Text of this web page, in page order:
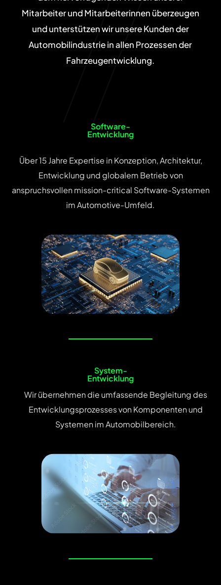
Mitarbeiter und Mitarbeiterinnen überzeugen
und unterstützen wir unsere Kunden der
Automobilindustrie in allen Prozessen der
Fahrzeugentwicklung.
Software-
Entwicklung
Über 15 Jahre Expertise in Konzeption, Architektur,
Entwicklung und globalem Betrieb von
anspruchsvollen mission-critical Software-Systemen
im Automotive-Umfeld.
System-
Entwicklung
Wir übernehmen die umfassende Begleitung des
Entwicklungsprozesses von Komponenten und
Systemen im Automobilbereich.